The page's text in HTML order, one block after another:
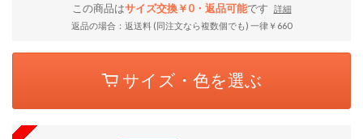
この商品はサイズ交換￥0・返品可能です
詳細
返品の場合：返送料 (同注文なら複数個でも) 一律￥660
サイズ・色を選ぶ